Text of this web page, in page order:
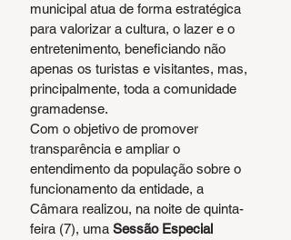
municipal atua de forma estratégica
para valorizar a cultura, o lazer e o
entretenimento, beneficiando não
apenas os turistas e visitantes, mas,
principalmente, toda a comunidade
gramadense.
Com o objetivo de promover
transparência e ampliar o
entendimento da população sobre o
funcionamento da entidade, a
Câmara realizou, na noite de quinta-
feira (7), uma Sessão Especial